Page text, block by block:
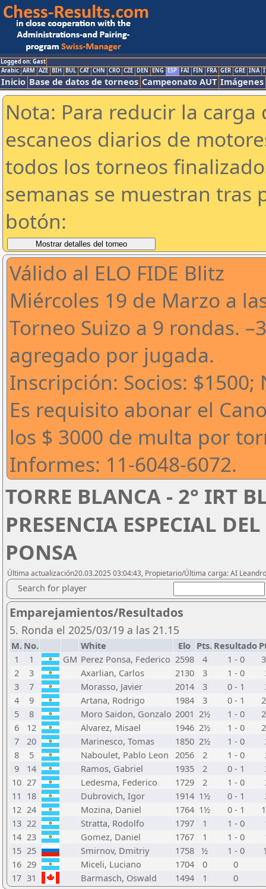
Logged on: Gast
Arabic ARM AZE BIH BUL CAT CHN CRO CZE DEN ENG ESP FAI FIN FRA GER GRE INA
Inicio Base de datos de torneos Campeonato AUT Imágenes
Nota: Para reducir la
escaneos diarios de
todos los torneos
semanas se muestran tras
botón:
Válido al ELO FIDE Blitz
Miércoles 19 de Marzo a
Torneo Suizo a 9 rondas.
agregado por jugada.
Inscripción: Socios: $1500;
Es requisito abonar el
los $ 3000 de multa por
Informes: 11-6048-6072.
TORRE BLANCA - 2° IRT
PRESENCIA ESPECIAL
PONSA
Última actualización20.03.2025 03:04:43, Propietario/Última carga: AI
Search for player
Emparejamientos/Resultados
5. Ronda el 2025/03/19 a las 21.15
M. No. White Elo Pts. Resultado
1
1 GM Perez Ponsa, Federico 2598 4 1 - 0
2
3 Axarlian, Carlos 2130 3 1 - 0
3
7 Morasso, Javier 2014 3 0 - 1
4
9 Artana, Rodrigo 1984 3 0 - 1
5
8 Moro Saidon, Gonzalo 2001 2½ 1 - 0
6
12 Alvarez, Misael 1946 2½ 1 - 0
7
20 Marinesco, Tomas 1850 2½ 1 - 0
8
5 Naboulet, Pablo Leon 2056 2 1 - 0
9
14 Ramos, Gabriel 1935 2 0 - 1
10 27 Ledesma, Federico 1729 2 1 - 0
11 18 Dubrovich, Igor 1914 1½ 0 - 1
12 24 Mozina, Daniel 1764 1½ 0 - 1
13 22 Stratta, Rodolfo 1797 1 1 - 0
14 23 Gomez, Daniel 1767 1 1 - 0
15 25 Smirnov, Dmitriy 1758 ½ 1 - 0
16 29 Miceli, Luciano 1704 0
0
17 31 Barmasch, Oswald 1494 1 0